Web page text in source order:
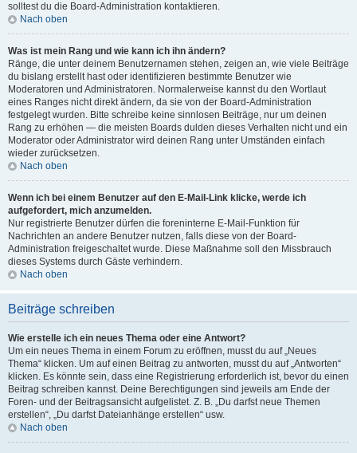
solltest du die Board-Administration kontaktieren.
Nach oben
Was ist mein Rang und wie kann ich ihn ändern?
Ränge, die unter deinem Benutzernamen stehen, zeigen an, wie viele Beiträge
du bislang erstellt hast oder identifizieren bestimmte Benutzer wie
Moderatoren und Administratoren. Normalerweise kannst du den Wortlaut
eines Ranges nicht direkt ändern, da sie von der Board-Administration
festgelegt wurden. Bitte schreibe keine sinnlosen Beiträge, nur um deinen
Rang zu erhöhen — die meisten Boards dulden dieses Verhalten nicht und ein
Moderator oder Administrator wird deinen Rang unter Umständen einfach
wieder zurücksetzen.
Nach oben
Wenn ich bei einem Benutzer auf den E-Mail-Link klicke, werde ich
aufgefordert, mich anzumelden.
Nur registrierte Benutzer dürfen die foreninterne E-Mail-Funktion für
Nachrichten an andere Benutzer nutzen, falls diese von der Board-
Administration freigeschaltet wurde. Diese Maßnahme soll den Missbrauch
dieses Systems durch Gäste verhindern.
Nach oben
Beiträge schreiben
Wie erstelle ich ein neues Thema oder eine Antwort?
Um ein neues Thema in einem Forum zu eröffnen, musst du auf „Neues
Thema“ klicken. Um auf einen Beitrag zu antworten, musst du auf „Antworten“
klicken. Es könnte sein, dass eine Registrierung erforderlich ist, bevor du einen
Beitrag schreiben kannst. Deine Berechtigungen sind jeweils am Ende der
Foren- und der Beitragsansicht aufgelistet. Z. B. „Du darfst neue Themen
erstellen“, „Du darfst Dateianhänge erstellen“ usw.
Nach oben